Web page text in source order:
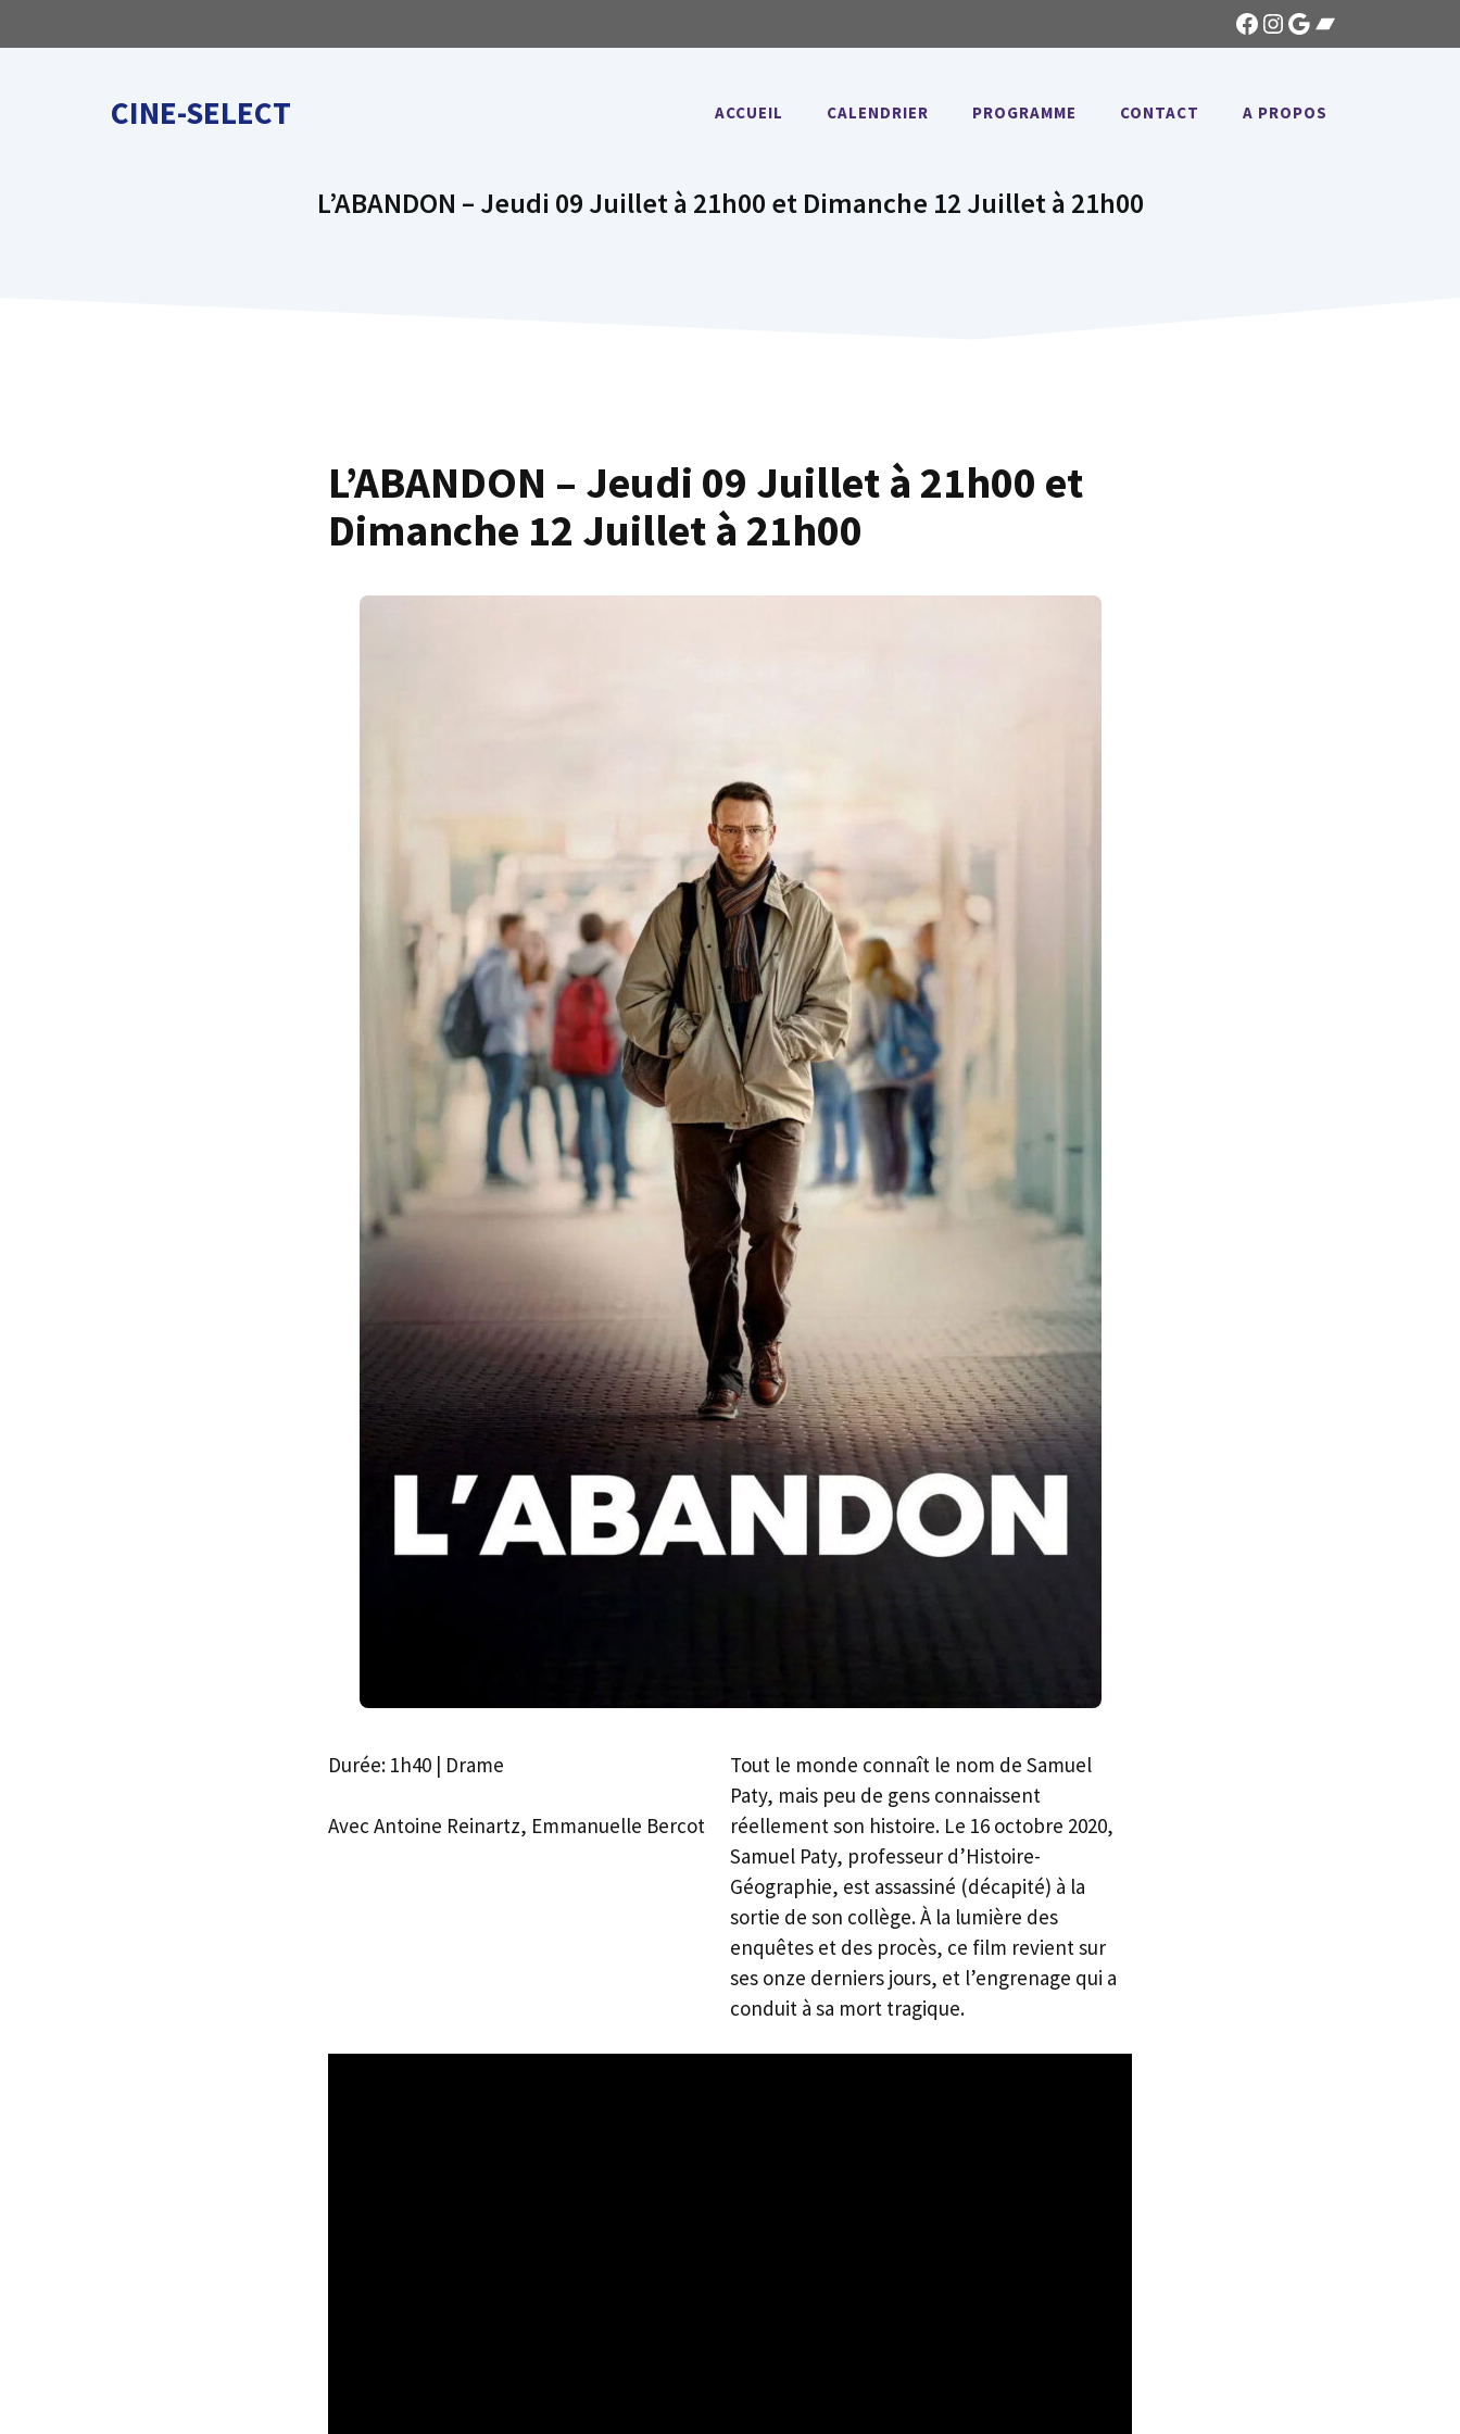
au
Facebook
Instagram
GoogleBandcamp
CINE-SELECT ACCUEIL CALENDRIER PROGRAMME CONTACT A PROPOS
L’ABANDON – Jeudi 09 Juillet à 21h00 et Dimanche 12 Juillet à 21h00
L’ABANDON – Jeudi 09 Juillet à 21h00 et
Dimanche 12 Juillet à 21h00
Durée: 1h40 | Drame
Avec Antoine Reinartz, Emmanuelle Bercot
Tout le monde connaît le nom de Samuel
Paty, mais peu de gens connaissent
réellement son histoire. Le 16 octobre 2020,
Samuel Paty, professeur d’Histoire-
Géographie, est assassiné (décapité) à la
sortie de son collège. À la lumière des
enquêtes et des procès, ce film revient sur
ses onze derniers jours, et l’engrenage qui a
conduit à sa mort tragique.